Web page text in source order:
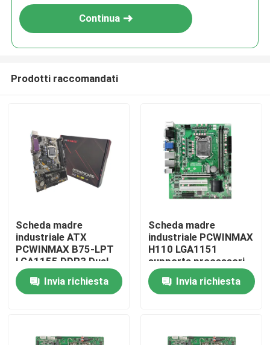
Casa
Video
Continua
Prodotti raccomandati
Scheda madre
industriale ATX
PCWINMAX B75-LPT
LGA1155 DDR3 Dual
Channel 16GB SATA
3.0 Chipset B75
originale per PC
Invia richiesta
Scheda madre
industriale PCWINMAX
H110 LGA1151
supporta processori
i3 i5 i7 i9 di 6a-9a
generazione con 4 slot
DDR4 fino a 64GB
Invia richiesta